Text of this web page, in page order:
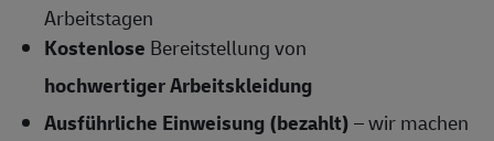
Arbeitstagen
Kostenlose Bereitstellung von
hochwertiger Arbeitskleidung
Ausführliche Einweisung (bezahlt)– wir machen